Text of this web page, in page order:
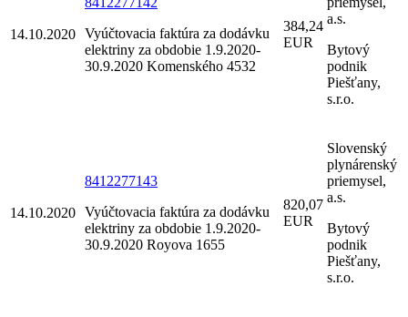
14.10.2020 Vyúčtovacia faktúra za dodávku
elektriny za obdobie 1.9.2020-
30.9.2020 Komenského 4532
384,24
EUR
a.s.
Bytový
podnik
Piešťany,
s.r.o.
14.10.2020
8412277143
Vyúčtovacia faktúra za dodávku
elektriny za obdobie 1.9.2020-
30.9.2020 Royova 1655
820,07
EUR
Slovenský
plynárenský
priemysel,
a.s.
Bytový
podnik
Piešťany,
s.r.o.